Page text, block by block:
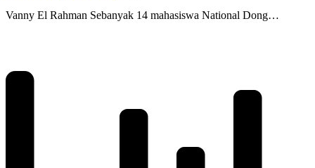
Vanny El Rahman Sebanyak 14 mahasiswa National Dong…